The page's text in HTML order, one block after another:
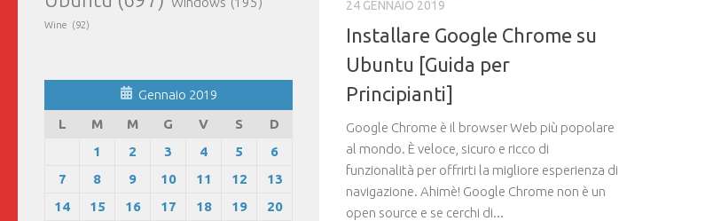
24 GENNAIO 2019
Installare Google Chrome su
Ubuntu [Guida per
Principianti]
Google Chrome è il browser Web più popolare
al mondo. È veloce, sicuro e ricco di
funzionalità per offrirti la migliore esperienza di
navigazione. Ahimè! Google Chrome non è un
open source e se cerchi di...
Wine (92)
Gennaio 2019
L
M M G V S
D
1
2 3 4 5
6
7
8 9 10 11 12
13
14
15 16 17 18 19
20